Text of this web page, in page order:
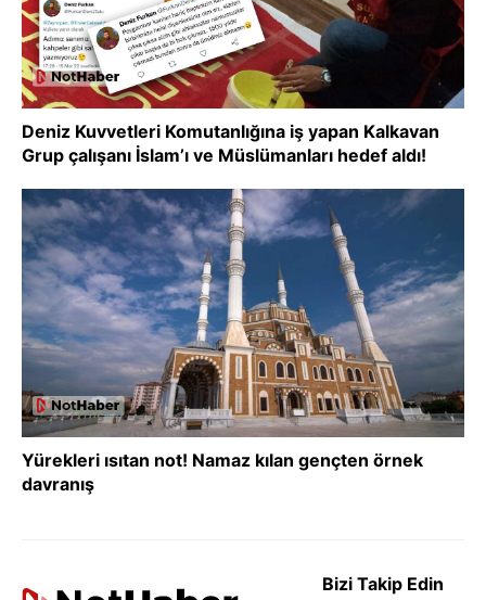
Deniz Kuvvetleri Komutanlığına iş yapan Kalkavan
Grup çalışanı İslam’ı ve Müslümanları hedef aldı!
Yürekleri ısıtan not! Namaz kılan gençten örnek
davranış
Bizi Takip Edin